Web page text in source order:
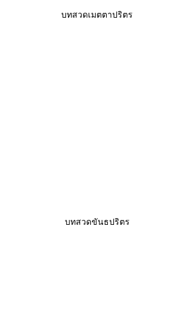
บทสวดเมตตาปริตร
บทสวดขันธปริตร